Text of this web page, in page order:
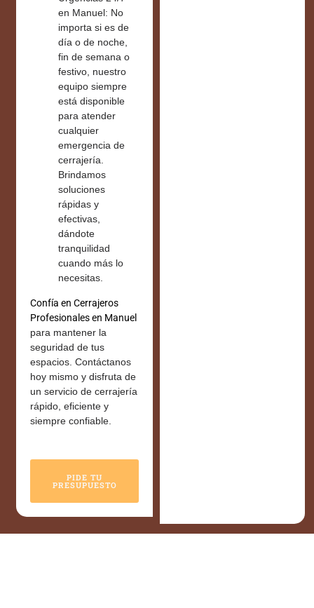
en Manuel: No
importa si es de
día o de noche,
fin de semana o
festivo, nuestro
equipo siempre
está disponible
para atender
cualquier
emergencia de
cerrajería.
Brindamos
soluciones
rápidas y
efectivas,
dándote
tranquilidad
cuando más lo
necesitas.
Confía en Cerrajeros
Profesionales en Manuel
para mantener la
seguridad de tus
espacios. Contáctanos
hoy mismo y disfruta de
un servicio de cerrajería
rápido, eficiente y
siempre confiable.
PIDE TU
PRESUPUESTO